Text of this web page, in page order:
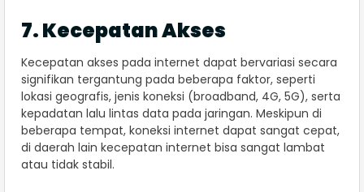
7. Kecepatan Akses
Kecepatan akses pada internet dapat bervariasi secara
signifikan tergantung pada beberapa faktor, seperti
lokasi geografis, jenis koneksi (broadband, 4G, 5G), serta
kepadatan lalu lintas data pada jaringan. Meskipun di
beberapa tempat, koneksi internet dapat sangat cepat,
di daerah lain kecepatan internet bisa sangat lambat
atau tidak stabil.